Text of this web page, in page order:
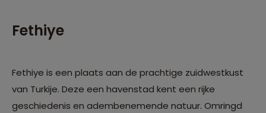
Fethiye
Fethiye is een plaats aan de prachtige zuidwestkust
van Turkije. Deze een havenstad kent een rijke
geschiedenis en adembenemende natuur. Omringd